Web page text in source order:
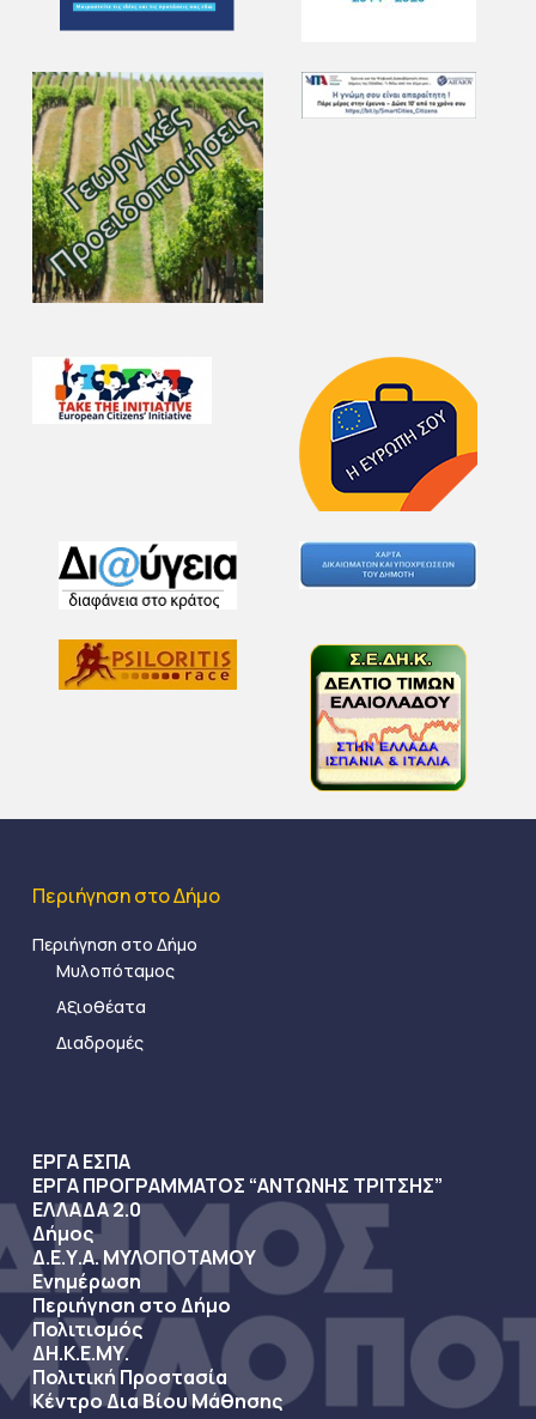
Περιήγηση στο Δήμο
Περιήγηση στο Δήμο
Μυλοπόταμος
Αξιοθέατα
Διαδρομές
ΕΡΓΑ ΕΣΠΑ
ΕΡΓΑ ΠΡΟΓΡΑΜΜΑΤΟΣ “ΑΝΤΩΝΗΣ ΤΡΙΤΣΗΣ”
ΕΛΛΑΔΑ 2.0
Δήμος
Δ.Ε.Υ.Α. ΜΥΛΟΠΟΤΑΜΟΥ
Ενημέρωση
Περιήγηση στο Δήμο
Πολιτισμός
ΔΗ.Κ.Ε.ΜΥ.
Πολιτική Προστασία
Κέντρο Δια Βίου Μάθησης